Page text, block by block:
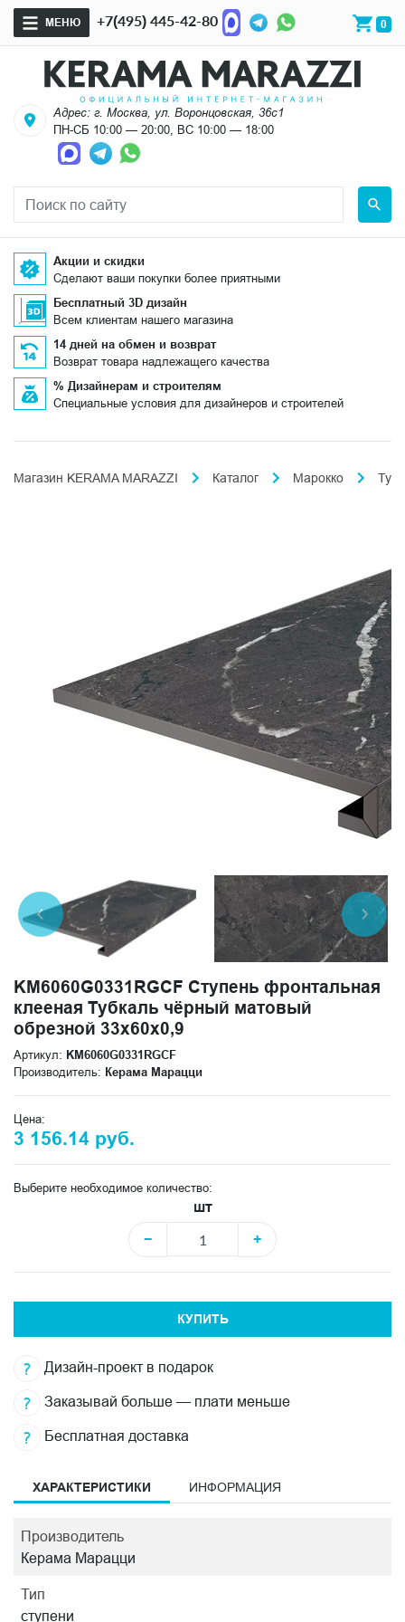
МЕНЮ +7(495) 445-42-80 0
Адрес: г. Москва, ул. Воронцовская, 36с1
ПН-СБ 10:00 — 20:00, ВС 10:00 — 18:00
Акции и скидки
Сделают ваши покупки более приятными
Бесплатный 3D дизайн
Всем клиентам нашего магазина
14 дней на обмен и возврат
Возврат товара надлежащего качества
% Дизайнерам и строителям
Специальные условия для дизайнеров и строителей
Магазин KERAMA MARAZZI Каталог Марокко
KM6060G0331RGCF Ступень фронтальная
клееная Тубкаль чёрный матовый
обрезной 33x60x0,9
Артикул: KM6060G0331RGCF
Производитель: Керама Марацци
Цена:
3 156.14 руб.
Выберите необходимое количество:
шт
−
+
КУПИТЬ
Дизайн-проект в подарок
Заказывай больше — плати меньше
Бесплатная доставка
ХАРАКТЕРИСТИКИ ИНФОРМАЦИЯ
Производитель
Керама Марацци
Тип
ступени